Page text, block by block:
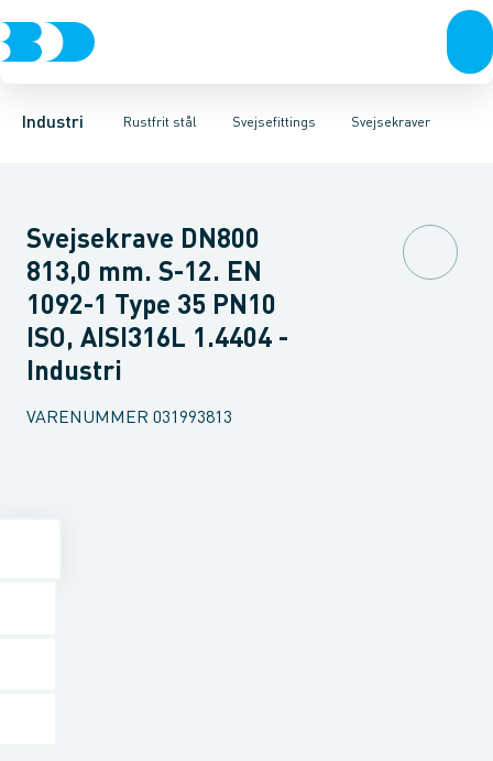
Industri Rustfrit stål
VentilerRustfrit stålSort stålGalvaniseret stålPlastIndustri
Svejsefittings
Svejsefittings ASTM svejsefittingsLevnedsmiddel fittings
Svejsekraver
Bøjninger Indsv. bøjninger Koncentriske reduktioner
Svejsekrave DN800
813,0 mm. S-12. EN
1092-1 Type 35 PN10
ISO, AISI316L 1.4404 -
Industri
VARENUMMER 031993813